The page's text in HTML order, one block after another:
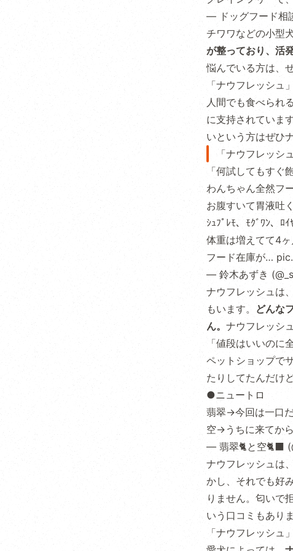
— ドッグフード相
チワワなどの小型
が整っており、活
悩んでいる方は、
「ナウフレッシュ
人間でも食べられ
に支持されています
いという方はぜひ
「ナウフレッシ
「何試してもすぐ
わんちゃん全然フ
お腹すいて胃液吐
ｼｭﾌﾟﾚﾓ、ﾓｸﾞﾜﾝ、ﾛ
体重は増えてて4
フード在庫が…
— 鈴木あずき
ナウフレッシュは
もいます。 どんな
ん。 ナウフレッシ
「値段はいいのに
ペットショップで
たりしてたんだけ
●ニュートロ
翡翠→今回は一口
空→うちに来てか
— 翡翠🐈と空🐈‍⬛
ナウフレッシュは
かし、それでも好
りません。匂いで
いう口コミもありま
「ナウフレッシュ